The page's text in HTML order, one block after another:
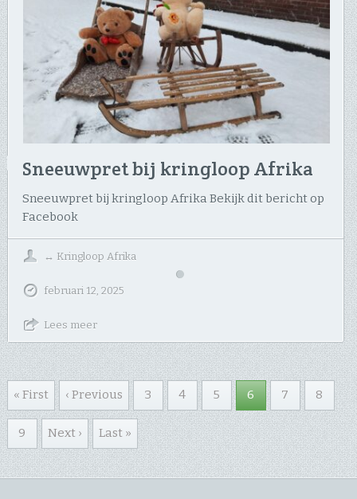
Sneeuwpret bij kringloop Afrika
Sneeuwpret bij kringloop Afrika Bekijk dit bericht op
Facebook
↔ Kringloop Afrika
februari 12, 2025
Lees meer
« First ‹ Previous 3 4 5 6 7 8
9 Next › Last »